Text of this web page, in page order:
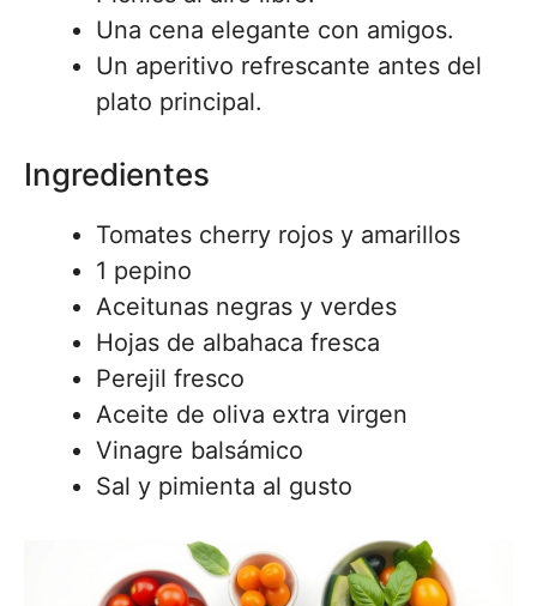
Una cena elegante con amigos.
Un aperitivo refrescante antes del
plato principal.
Ingredientes
Tomates cherry rojos y amarillos
1 pepino
Aceitunas negras y verdes
Hojas de albahaca fresca
Perejil fresco
Aceite de oliva extra virgen
Vinagre balsámico
Sal y pimienta al gusto